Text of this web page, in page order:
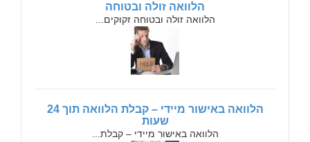
הלוואה זולה ובטוחה
הלוואה זולה ובטוחה זקוקים...
הלוואה באישור מיידי – קבלת הלוואה תוך 24
שעות
הלוואה באישור מיידי – קבלת...